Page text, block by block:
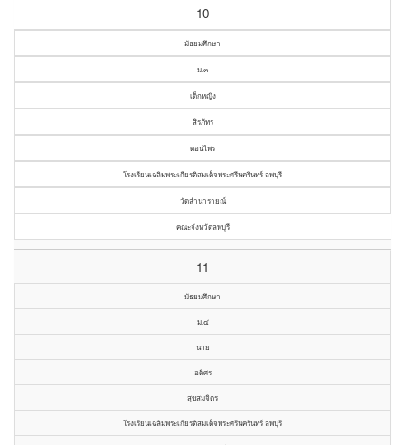
10
มัธยมศึกษา
ม.๓
เด็กหญิง
สิรภัทร
ดอนไพร
โรงเรียนเฉลิมพระเกียรติสมเด็จพระศรีนครินทร์ ลพบุรี
วัดลำนารายณ์
คณะจังหวัดลพบุรี
11
มัธยมศึกษา
ม.๔
นาย
อดิศร
สุขสมจิตร
โรงเรียนเฉลิมพระเกียรติสมเด็จพระศรีนครินทร์ ลพบุรี